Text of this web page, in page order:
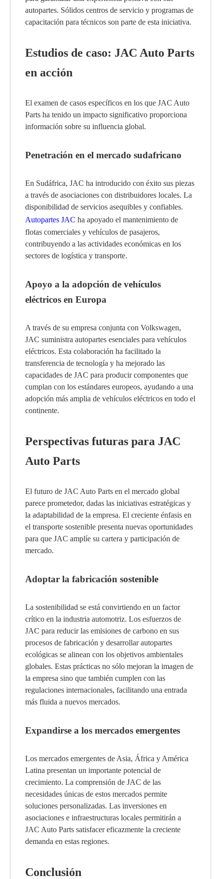
autopartes. Sólidos centros de servicio y programas de
capacitación para técnicos son parte de esta iniciativa.
Estudios de caso: JAC Auto Parts
en acción
El examen de casos específicos en los que JAC Auto
Parts ha tenido un impacto significativo proporciona
información sobre su influencia global.
Penetración en el mercado sudafricano
En Sudáfrica, JAC ha introducido con éxito sus piezas
a través de asociaciones con distribuidores locales. La
disponibilidad de servicios asequibles y confiables.
Autopartes JAC ha apoyado el mantenimiento de
flotas comerciales y vehículos de pasajeros,
contribuyendo a las actividades económicas en los
sectores de logística y transporte.
Apoyo a la adopción de vehículos
eléctricos en Europa
A través de su empresa conjunta con Volkswagen,
JAC suministra autopartes esenciales para vehículos
eléctricos. Esta colaboración ha facilitado la
transferencia de tecnología y ha mejorado las
capacidades de JAC para producir componentes que
cumplan con los estándares europeos, ayudando a una
adopción más amplia de vehículos eléctricos en todo el
continente.
Perspectivas futuras para JAC
Auto Parts
El futuro de JAC Auto Parts en el mercado global
parece prometedor, dadas las iniciativas estratégicas y
la adaptabilidad de la empresa. El creciente énfasis en
el transporte sostenible presenta nuevas oportunidades
para que JAC amplíe su cartera y participación de
mercado.
Adoptar la fabricación sostenible
La sostenibilidad se está convirtiendo en un factor
crítico en la industria automotriz. Los esfuerzos de
JAC para reducir las emisiones de carbono en sus
procesos de fabricación y desarrollar autopartes
ecológicas se alinean con los objetivos ambientales
globales. Estas prácticas no sólo mejoran la imagen de
la empresa sino que también cumplen con las
regulaciones internacionales, facilitando una entrada
más fluida a nuevos mercados.
Expandirse a los mercados emergentes
Los mercados emergentes de Asia, África y América
Latina presentan un importante potencial de
crecimiento. La comprensión de JAC de las
necesidades únicas de estos mercados permite
soluciones personalizadas. Las inversiones en
asociaciones e infraestructuras locales permitirán a
JAC Auto Parts satisfacer eficazmente la creciente
demanda en estas regiones.
Conclusión